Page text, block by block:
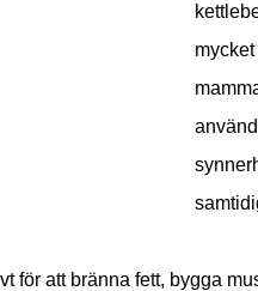
för att bränna fett, bygga